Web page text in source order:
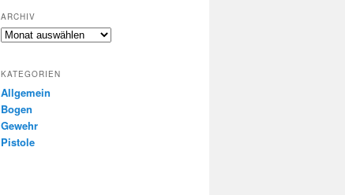
ARCHIV
Archiv
KATEGORIEN
Allgemein
Bogen
Gewehr
Pistole